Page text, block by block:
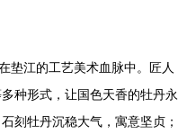
垫江的工艺美术血脉中。匠人
种形式，让国色天香的牡丹永
刻牡丹沉稳大气，寓意坚贞；